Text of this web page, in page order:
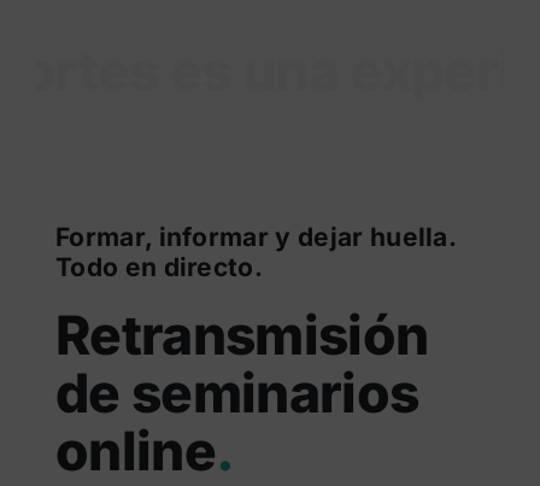
Formar, informar y dejar huella.
Todo en directo.
Retransmisión
de seminarios
online.